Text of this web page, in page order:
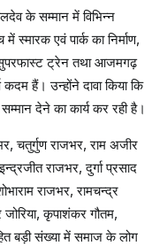
थि
ति
के सम्मान में विभिन्न
स्मारक एवं पार्क का निर्माण,
ट्रेन तथा आजमगढ़
कदम हैं। उन्होंने दावा किया कि
देने का कार्य कर रही है।
चतुर्गुण राजभर, राम अजीर
राजभर, दुर्गा प्रसाद
राजभर, रामचन्द्र
कृपाशंकर गौतम,
बड़ी संख्या में समाज के लोग